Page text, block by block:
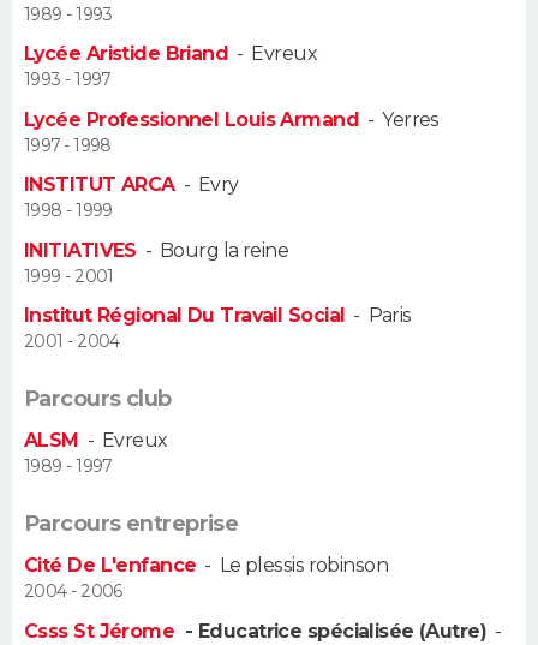
Alimentation
Guide de la santé
Maladies
Médicaments
Sommeil
VOYAGE
PHOTO
CARTE DE VOEUX
Carte de Noël
Carte Bonne année
Carte Saint-Valentin
Carte Pâques
Carte d'anniversaire
DICTIONNAIRE
PROGRAMME TV
COPAINS D'AVANT
FORUM
1989 - 1993
Lycée Aristide Briand - Evreux
1993 - 1997
Lycée Professionnel Louis Armand -Yerres
1997 - 1998
INSTITUT ARCA- Evry
1998 - 1999
INITIATIVES - Bourg la reine
1999 - 2001
Institut Régional Du Travail Social - Paris
2001 - 2004
Parcours club
ALSM - Evreux
1989 - 1997
Parcours entreprise
Cité De L'enfance - Le plessis robinson
2004 - 2006
Csss St Jérome - Educatrice spécialisée (Autre) -